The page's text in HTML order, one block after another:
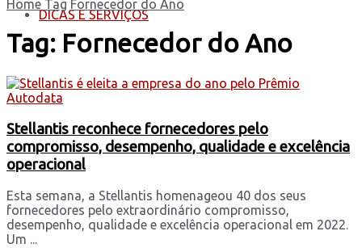
DICAS E SERVIÇOS
Home Tag Fornecedor do Ano
Tag: Fornecedor do Ano
Stellantis reconhece fornecedores pelo
compromisso, desempenho, qualidade e excelência
operacional
Esta semana, a Stellantis homenageou 40 dos seus
fornecedores pelo extraordinário compromisso,
desempenho, qualidade e excelência operacional em 2022.
Um ...